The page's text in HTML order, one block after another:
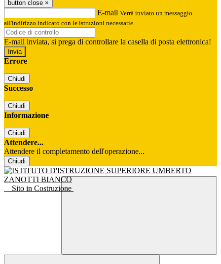
button close ×
E-mail Verrà inviato un messaggio
all'indirizzo indicato con le istruzioni necessarie.
E-mail inviata, si prega di controllare la casella di posta elettronica!
Errore
Chiudi
Successo
Chiudi
Informazione
Chiudi
Attendere...
Attendere il completamento dell'operazione...
Chiudi
Sito in Costruzione